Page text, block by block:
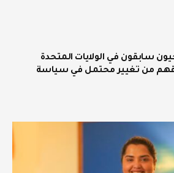
سابقون في الولايات المتحدة
من تغيير محتمل في سياسة